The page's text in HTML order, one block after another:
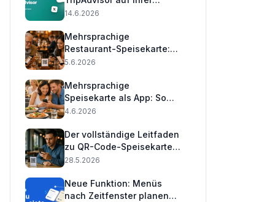
Speisekarte anzeigen 📲
14.6.2026
Mehrsprachige
Restaurant-Speisekarte:
16 Sprachen mit einem QR-
5.6.2026
Mehrsprachige
Speisekarte als App: So
bedienen Sie
4.6.2026
Der vollständige Leitfaden
zu QR-Code-Speisekarten
für Restaurants 2026
28.5.2026
Neue Funktion: Menüs
nach Zeitfenster planen